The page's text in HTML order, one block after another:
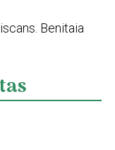
Benitaia